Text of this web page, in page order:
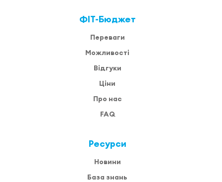
ФІТ-Бюджет
Переваги
Можливості
Відгуки
Ціни
Про нас
FAQ
Ресурси
Новини
База знань